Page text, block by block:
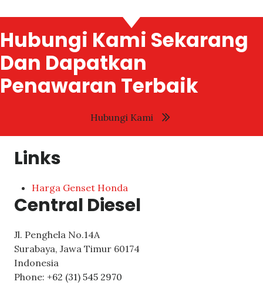
Hubungi Kami Sekarang
Dan Dapatkan
Penawaran Terbaik
Hubungi Kami
Links
Harga Genset Honda
Central Diesel
Jl. Penghela No.14A
Surabaya, Jawa Timur 60174
Indonesia
Phone: +62 (31) 545 2970